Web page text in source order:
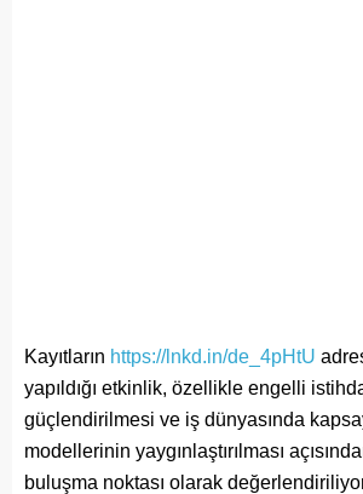
Kayıtların https://lnkd.in/de_4pHtU
yapıldığı etkinlik, özellikle engelli
güçlendirilmesi ve iş dünyasında
modellerinin yaygınlaştırılması
buluşma noktası olarak